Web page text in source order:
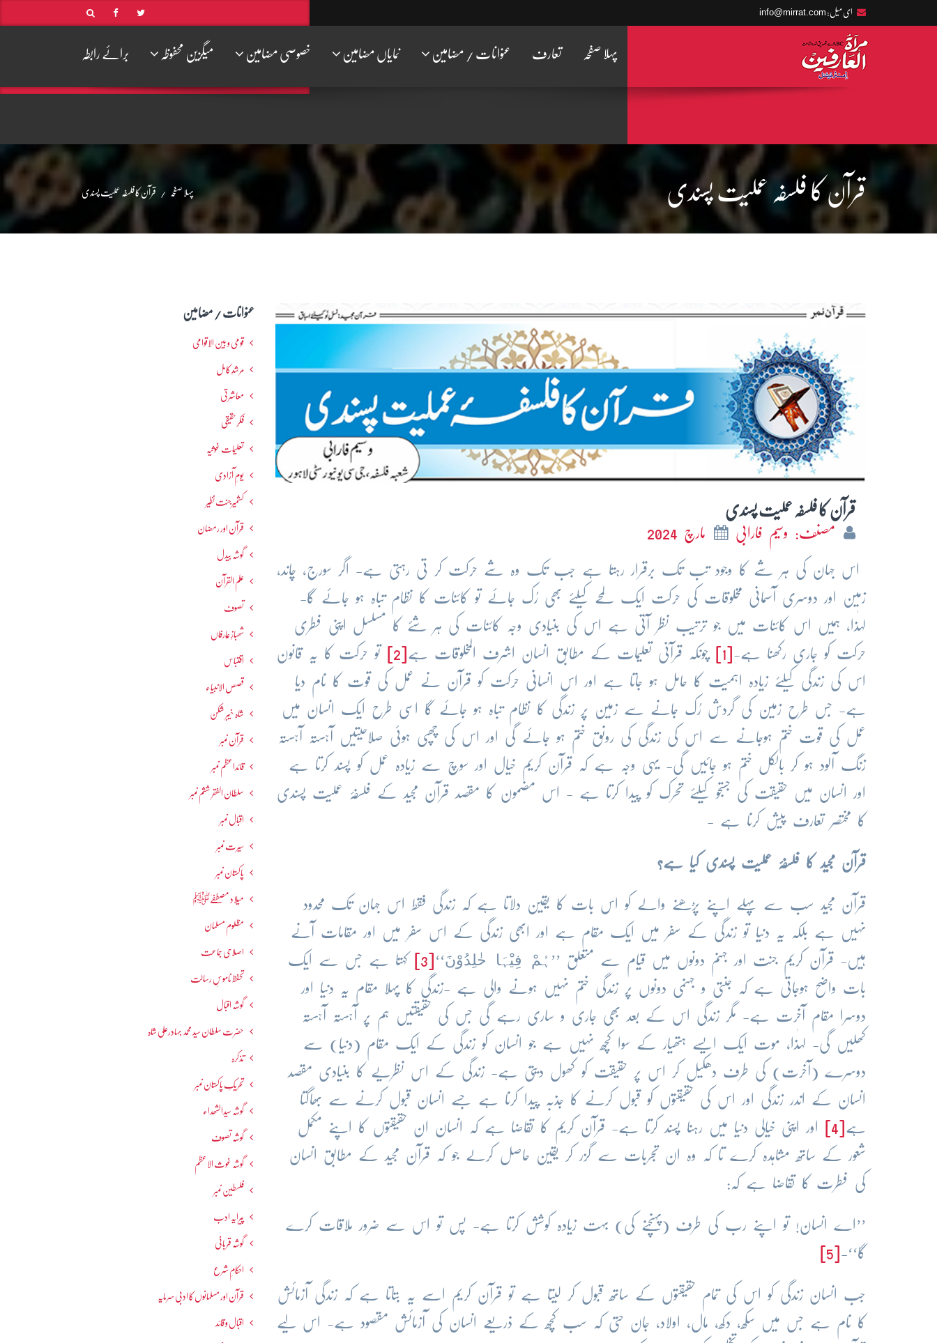
ای میل: info@mirrat.com
پہلا صفحہ تعارف عنوانات / مضامین نمایاں مضامین خصوصی مضامین میگزین محفوظہ برائے رابطہ
قرآن کا فلسفہ عملیت پسندی پہلا صفحہ قرآن کا فلسفہ عملیت پسندی
قرآن کا فلسفہ عملیت پسندی
مصنف: وسیم فارابی مارچ 2024
اس جہان کی ہر شے کا وجود تب تک برقرار رہتا ہے جب تک وہ شے حرکت کر تی رہتی ہے- اگر سورج، چاند،
زمین اور دوسری آسمانی مخلوقات کی حرکت ایک لمحے کیلئے بھی رُک جائے تو کائنات کا نظام تباہ ہو جائے گا-
لہٰذا، ہمیں اس کائنات میں جو ترتیب نظر آتی ہے اس کی بنیادی وجہ کائنات کی ہر شئے کا مسلسل اپنی فطری
حرکت کو جاری رکھنا ہے- چونکہ قرآنی تعلیمات کے مطابق انسان اشرف المخلوقات ہے تو حرکت کا یہ قانون
اس کی زندگی کیلئے زیادہ اہمیت کا حامل ہو جاتا ہے اور اس انسانی حرکت کو قرآن نے عمل کی قوت کا نام دیا
ہے- جس طرح زمین کی گردش رُک جانے سے زمین پر زندگی کا نظام تباہ ہو جائے گا اسی طرح ایک انسان میں
عمل کی قوت ختم ہوجانے سے اس کی زندگی کی رونق ختم ہو جائے گی اور اس کی چھپی ہوئی صلاحیتیں آہستہ آہستہ
زنگ آلود ہو کر بالکل ختم ہو جائیں گی- یہی وجہ ہے کہ قرآن کریم خیال اور سوچ سے زیادہ عمل کو پسند کرتا ہے
اور انسان میں حقیقت کی جستجو کیلئے تحرک کو پیدا کرتا ہے - اس مضمون کا مقصد قرآن مجید کے فلسفۂ عملیت پسندی
کا مختصر تعارف پیش کرنا ہے -
قرآن مجید کا فلسفۂ عملیت پسندی کیا ہے؟
قرآن مجید سب سے پہلے اپنے پڑھنے والے کو اس بات کا یقین دلاتا ہے کہ زندگی فقط اس جہان تک محدود
نہیں ہے بلکہ یہ دنیا تو زندگی کے سفر میں ایک مقام ہے اور ابھی زندگی کے اس سفر میں اور مقامات آنے
ہیں- قرآن کریم جنت اور جہنم دونوں میں قیام سے متعلق ’’ ہُمْ فِیْہَا خٰلِدُوْنَ‘‘ کہتا ہے جس سے ایک
بات واضح ہوجاتی ہے کہ جنتی و جہنمی دونوں پر زندگی ختم نہیں ہونے والی ہے -زندگی کا پہلا مقام یہ دنیا اور
دوسرا مقام آخرت ہے- مگر زندگی اس کے بعد بھی جاری و ساری رہے گی جس کی حقیقتیں ہم پر آہستہ آہستہ
کھلیں گی- لہٰذا، موت ایک ایسے ہتھیار کے سوا کچھ نہیں ہے جو انسان کو زندگی کے ایک مقام (دنیا) سے
دوسرے (آخرت) کی طرف دھکیل کر اس پر حقیقت کو کھول دیتی ہے- زندگی کے اس نظریے کا بنیادی مقصد
انسان کے اندر زندگی اور اس کی حقیقتوں کو قبول کرنے کا جذبہ پیدا کرنا ہے جسے انسان قبول کرنے سے بھاگتا
ہے اور اپنی خیالی دنیا میں رہنا پسند کرتا ہے- قرآن کریم کا تقاضا ہے کہ انسان ان حقیقتوں کا اپنے مکمل
شعور کے ساتھ مشاہدہ کرے تا کہ وہ ان تجربات سے گزر کر یقین حاصل کرلے جو کہ قرآن مجید کے مطابق انسان
کی فطرت کا تقاضا ہے کہ:
’’اے انسان! تو اپنے رب کی طرف (پہنچنے کی) بہت زیادہ کوشش کرتا ہے- پس تو اس سے ضرور ملاقات کرے
گا‘‘-
جب انسان زندگی کو اس کی تمام حقیقتوں کے ساتھ قبول کر لیتا ہے تو قرآن کریم اسے یہ بتاتا ہے کہ زندگی آزمائش
کا نام ہے جس میں سکھ، دکھ، مال، اولاد، جان حتی کہ سب کچھ کے ذریعے انسان کی آزمائش مقصود ہے- اس لیے
عنوانات / مضامین
قومی و بین الاقوامی
مرشدِ کامل
معاشرتی
فکرحقیقی
تعلیمات غوثیہ
یومِ آزادی
کشمیرجنت نظیر
قرآن اور رمضان
گوشہ بیدل
علم القرآن
تصوف
شھبازِ عارفاں
اقتباس
قصص الانبیاء
شاہ خیبر شکن
قرآن نمبر
قائداعظم نمبر
سلطان الفقر ششم نمبر
اقبال نمبر
سیرت نمبر
پاکستان نمبر
میلاد مصطفےٰﷺ
مظلوم مسلمان
اصلاحی جماعت
تحفظ ناموسِ رسالت
گوشہ اقبال
حضرت سلطان سید محمد بہادرعلی شاہ
تذکرہ
تحریکِ پاکستان نمبر
گوشہ سیدالشھداء
گوشہ تصوف
گوشہ غوث الاعظم
فلسطین نمبر
پیرایہ ادب
گوشہ قربانی
احکامِ شرع
قرآن اور مسلمانوں کا ادبی سرمایہ
اقبال و قائد